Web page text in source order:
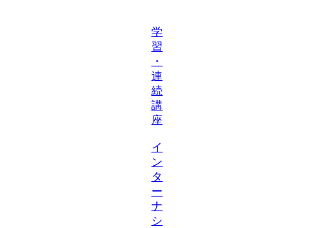
学
習
・
連
続
講
座
イ
ン
タ
ー
ナ
シ